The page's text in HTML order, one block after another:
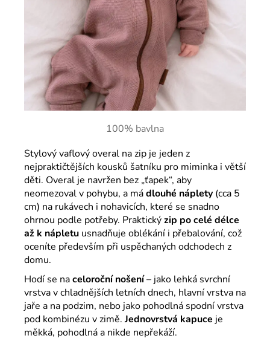
100% bavlna
Stylový vaflový overal na zip je jeden z
nejpraktičtějších kousků šatníku pro miminka i větší
děti. Overal je navržen bez „ťapek“, aby
neomezoval v pohybu, a mádlouhé náplety (cca 5
cm) na rukávech i nohavicích, které se snadno
ohrnou podle potřeby. Praktickýzip po celé délce
až k nápletu usnadňuje oblékání i přebalování, což
oceníte především při uspěchaných odchodech z
domu.
Hodí se naceloroční nošení– jako lehká svrchní
vrstva v chladnějších letních dnech, hlavní vrstva na
jaře a na podzim, nebo jako pohodlná spodní vrstva
pod kombinézu v zimě.Jednovrstvá kapuce je
měkká, pohodlná a nikde nepřekáží.